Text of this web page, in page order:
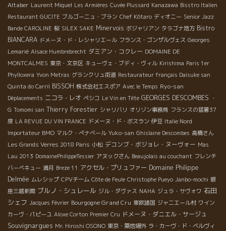
Altaber Laurent Miquel Les Armières Cuvée Plussard Kanazawa Bisstro Italien
Restaurant GUCITE ブルゴーニュ・ブラン Chef Kôtaro ディオニー Senior Jazz
Bande CAROLINE 桜 SILEX SAKE Minervois ボジャリアン タラゴナ地方 Bistro
BIANCARA ドメーヌ・ド・レシャリエール フランス・ゴンザルヴェス Georges
Lemarié Alsace Humbrebrecht ダミアン・コクレー DOMAINE DE
MONTCALMES 東京・文京区 キューヴェ・ブディ・ヴィル Kirishima Paris 1er
Phylloxera Yvon Metras グランクリュ街道 Restaurateur français Daisuke san
Quinta do Carril BISSOH 株式会社エスポア Avec le Temps Ryo-san
Déplacements ニコラ・レオ ペシコ Le Vin en Tête GEORGES DESCOMBES
・
G Tomomi san Thierry Forestier シャリバリ オリゾン事務局 フランスの猛暑37
度 LA REVUE DU VIN FRANCE ドメーヌ・ド・ボスラン 伊豆 Italie Nord
Importateur BMO マルク・ぺナベール Yuko-san Ghislaine Descombes 高橋さん
Les Grands Verres 2018 Paris 小松 デコンブ・ボジョレ・ヌーヴォー Mas
Lau 2013 DomainePhilippeTessier アヌックさん Beaujolais au couchant フレンチ
バーベキュー 満月 Breze 11 アクセル・プリュファー Domaine Philippe
Delmée ムレシップ CPVチーム Côte de Feule Christophe Pueyo Janbo-mochi 銀
座三越新館 ブルノ・シュレール ジル・ダヴァス NAHA ジュラ・サヴォワ 石田
シェフ Jacques Février Bourgogne Grand Cru 東欧諸国 ジャニエール村 ワイン
カーヴ・パピーユ Aloxe Corton Premier Cru ドメーヌ・ダニエル・サージュ
Souvignargues Mr. Hiroshi OSONO 東京・築地場外 ラ・カーヴ・ド・ベルヴィ